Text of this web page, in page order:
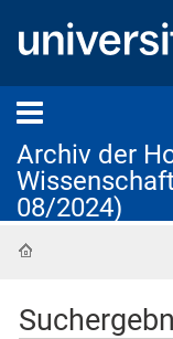
Archiv der
08/2024)